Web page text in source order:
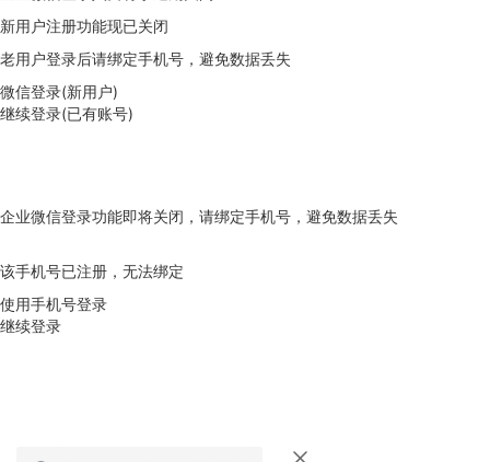
新用户注册功能现已关闭
老用户登录后请绑定手机号，避免数据丢失
微信登录(新用户)
继续登录(已有账号)
企业微信登录功能即将关闭，请绑定手机号，避免数据丢失
该手机号已注册，无法绑定
使用手机号登录
继续登录